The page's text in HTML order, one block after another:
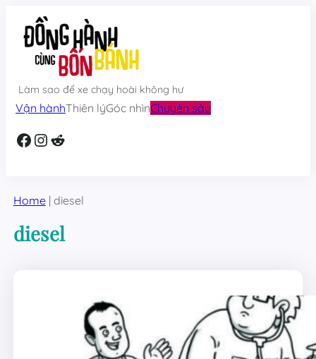
content
Làm sao để xe chạy hoài không hư
Vận hànhThiên lýGóc nhìnChuyên sâu
Facebook InstagramReddit
Home | diesel
diesel